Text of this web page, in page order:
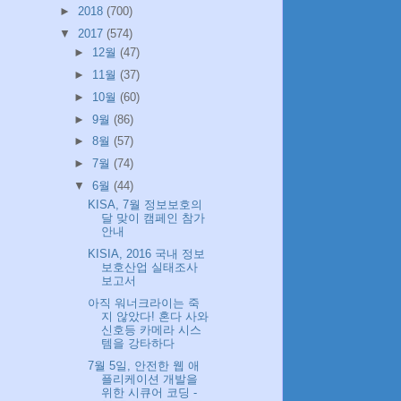
► 2018 (700)
▼ 2017 (574)
► 12월 (47)
► 11월 (37)
► 10월 (60)
► 9월 (86)
► 8월 (57)
► 7월 (74)
▼ 6월 (44)
KISA, 7월 정보보호의
달 맞이 캠페인 참가
안내
KISIA, 2016 국내 정보
보호산업 실태조사
보고서
아직 워너크라이는 죽
지 않았다! 혼다 사와
신호등 카메라 시스
템을 강타하다
7월 5일, 안전한 웹 애
플리케이션 개발을
위한 시큐어 코딩 -